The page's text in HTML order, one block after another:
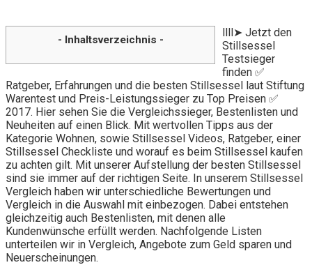
- Inhaltsverzeichnis -
llll➤ Jetzt den
Stillsessel
Testsieger
finden ✅
Ratgeber, Erfahrungen und die besten Stillsessel laut Stiftung
Warentest und Preis-Leistungssieger zu Top Preisen ✅
2017. Hier sehen Sie die Vergleichssieger, Bestenlisten und
Neuheiten auf einen Blick. Mit wertvollen Tipps aus der
Kategorie Wohnen, sowie Stillsessel Videos, Ratgeber, einer
Stillsessel Checkliste und worauf es beim Stillsessel kaufen
zu achten gilt. Mit unserer Aufstellung der besten Stillsessel
sind sie immer auf der richtigen Seite. In unserem Stillsessel
Vergleich haben wir unterschiedliche Bewertungen und
Vergleich in die Auswahl mit einbezogen. Dabei entstehen
gleichzeitig auch Bestenlisten, mit denen alle
Kundenwünsche erfüllt werden. Nachfolgende Listen
unterteilen wir in Vergleich, Angebote zum Geld sparen und
Neuerscheinungen.